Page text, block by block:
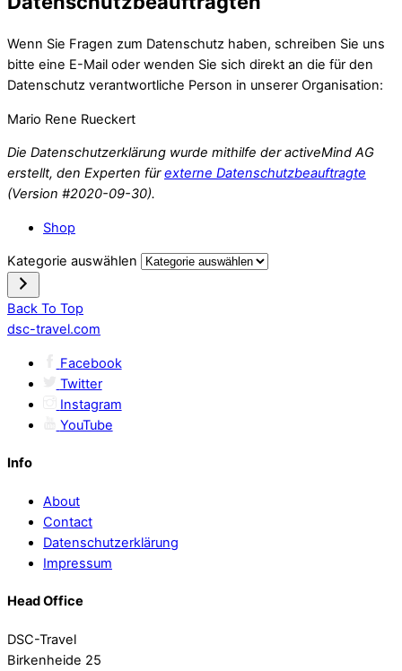
Wenn Sie Fragen zum Datenschutz haben, schreiben Sie uns
bitte eine E-Mail oder wenden Sie sich direkt an die für den
Datenschutz verantwortliche Person in unserer Organisation:
Mario Rene Rueckert
Die Datenschutzerklärung wurde mithilfe der activeMind AG
erstellt, den Experten fürexterne Datenschutzbeauftragte
(Version #2020-09-30).
Shop
Kategorie auswählen
Back To Top
dsc-travel.com
Facebook
Twitter
Instagram
YouTube
Info
About
Contact
Datenschutzerklärung
Impressum
Head Office
DSC-Travel
Birkenheide 25